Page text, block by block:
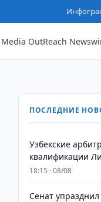
Media OutReach
ПОСЛЕДНИЕ
Узбекские
квалификации
18:15 · 08/08
Сенат